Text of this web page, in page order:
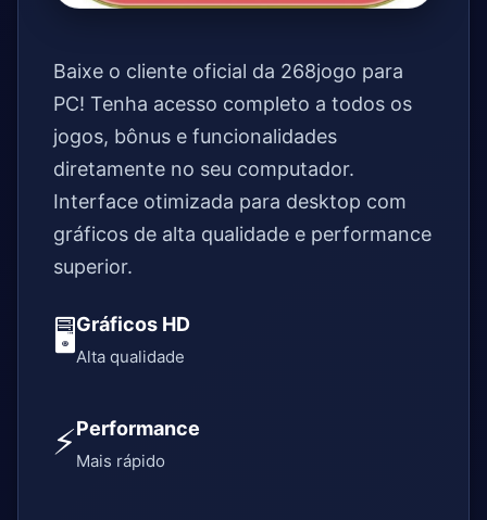
Baixe o cliente oficial da 268jogo para
PC! Tenha acesso completo a todos os
jogos, bônus e funcionalidades
diretamente no seu computador.
Interface otimizada para desktop com
gráficos de alta qualidade e performance
superior.
🖥️Gráficos HD
Alta qualidade
⚡Performance
Mais rápido